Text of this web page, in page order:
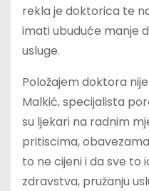
rekla je doktorica te
imati ubuduće manje
usluge.
Položajem doktora
Malkić, specijalista
su ljekari na radnim
pritiscima,
to ne cijeni i da sve to
zdravstva, pružanju